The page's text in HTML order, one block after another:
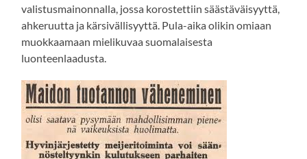
valistusmainonnalla, jossa korostettiin säästäväisyyttä,
ahkeruutta ja kärsivällisyyttä. Pula-aika olikin omiaan
muokkaamaan mielikuvaa suomalaisesta
luonteenlaadusta.